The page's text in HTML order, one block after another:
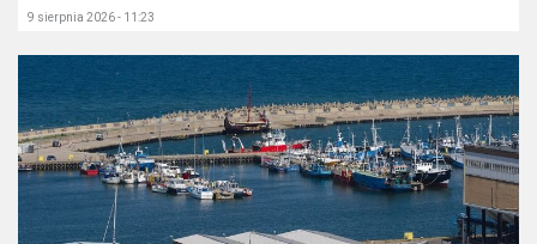
9 sierpnia 2026 - 11:23